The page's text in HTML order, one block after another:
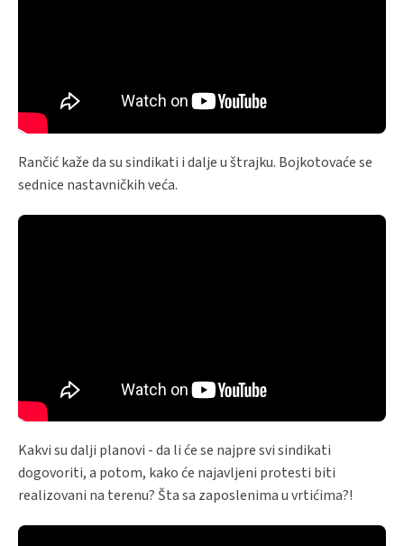
Rančić kaže da su sindikati i dalje u štrajku. Bojkotovaće se
sednice nastavničkih veća.
Kakvi su dalji planovi - da li će se najpre svi sindikati
dogovoriti, a potom, kako će najavljeni protesti biti
realizovani na terenu? Šta sa zaposlenima u vrtićima?!